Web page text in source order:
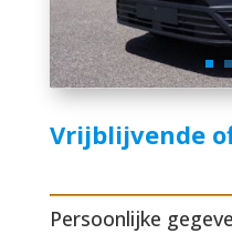
Vrijblijvende
Persoonlijke